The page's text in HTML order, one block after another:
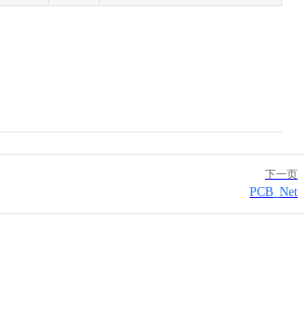
下一页
PCB_Net